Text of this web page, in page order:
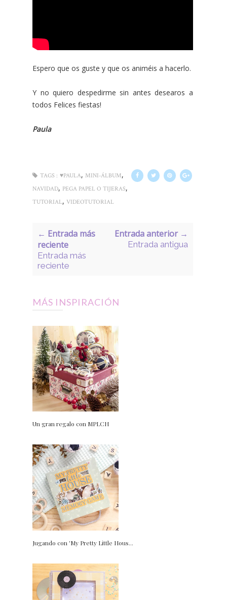
Espero que os guste y que os animéis a hacerlo.
Y no quiero despedirme sin antes desearos a
todos Felices fiestas!
Paula
TAGS : ♥PAULA, MINI-ÁLBUM,
NAVIDAD, PEGA PAPEL O TIJERAS,
TUTORIAL, VIDEOTUTORIAL
← Entrada más
reciente
Entrada más
reciente
Entrada anterior →
Entrada antigua
MÁS INSPIRACIÓN
Un gran regalo con MPLCH
Jugando con 'My Pretty Little Hous...